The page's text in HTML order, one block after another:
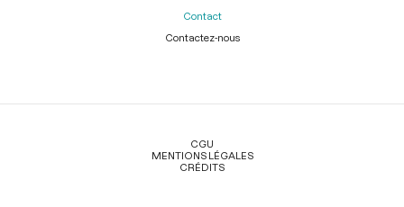
Contact
Contactez-nous
Légal
CGU
MENTIONS LÉGALES
CRÉDITS